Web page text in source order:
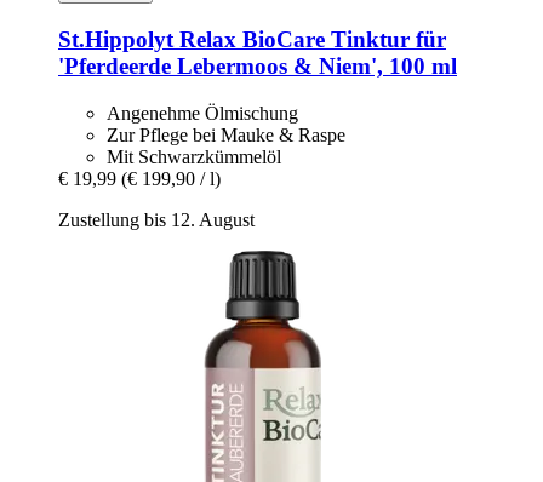
St.Hippolyt Relax BioCare Tinktur für
'Pferdeerde Lebermoos & Niem', 100 ml
Angenehme Ölmischung
Zur Pflege bei Mauke & Raspe
Mit Schwarzkümmelöl
€ 19,99 (€ 199,90 / l)
Zustellung bis 12. August